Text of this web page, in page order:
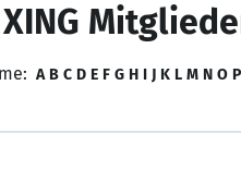
A B C D E F G H I J K L M N O P